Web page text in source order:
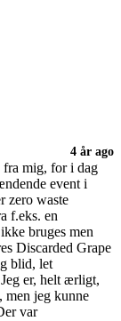
4 år ago
fra mig, for i dag
event i
zero waste
f.eks. en
bruges men
Discarded Grape
blid, let
er, helt ærligt,
jeg kunne
var